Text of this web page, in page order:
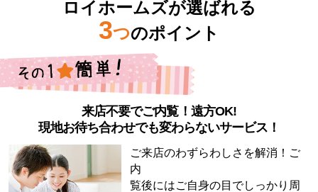
ロイホームズが選ばれる
3つのポイント
来店不要でご内覧！遠方OK!
現地お待ち合わせでも変わらないサービス！
ご来店のわずらわしさを解消！ご
内
覧後にはご自身の目でしっかり周